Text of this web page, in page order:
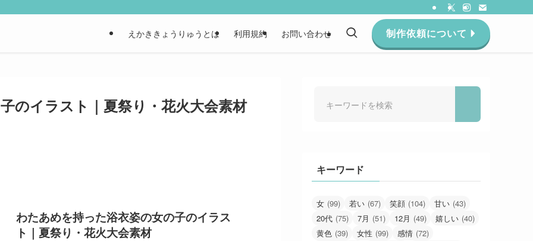
えかききょうりゅうとは 利用規約 お問い合わせ 制作依頼について
のイラスト｜夏祭り・花火大会素材
わたあめを持った浴衣姿の女の子のイラス
ト｜夏祭り・花火大会素材
キーワード
女 (99) 若い (67) 笑顔 (104) 甘い (43)
20代 (75) 7月 (51) 12月 (49) 嬉しい (40)
黄色 (39) 女性 (99) 感情 (72)